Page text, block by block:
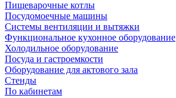
Пищеварочные котлы
Посудомоечные машины
Системы вентиляции и вытяжки
Функциональное кухонное оборудование
Холодильное оборудование
Посуда и гастроемкости
Оборудование для актового зала
Стенды
По кабинетам